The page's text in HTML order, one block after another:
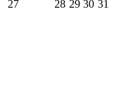
27 28 29 30 31